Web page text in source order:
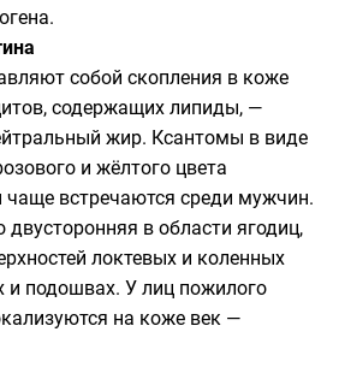
.
собой скопления в коже
, содержащих липиды, —
жир. Ксантомы в виде
и жёлтого цвета
чаще встречаются среди мужчин.
в области ягодиц,
локтевых и коленных
и подошвах. У лиц пожилого
на коже век —